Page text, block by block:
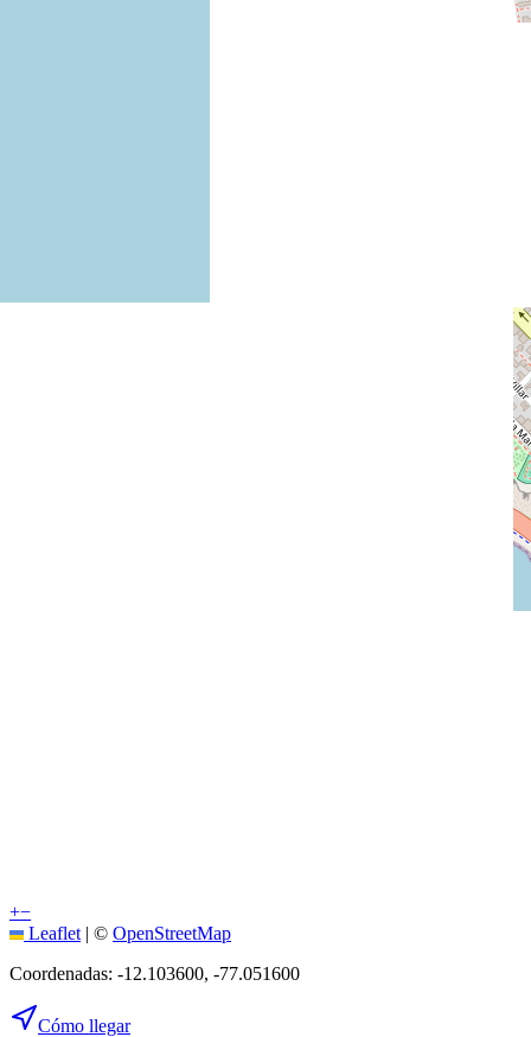
+−
Leaflet | © OpenStreetMap
Coordenadas: -12.103600, -77.051600
Cómo llegar